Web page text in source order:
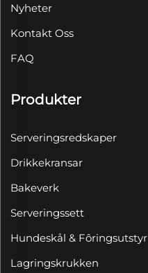
Nyheter
Kontakt Oss
FAQ
Produkter
Serveringsredskaper
Drikkekransar
Bakeverk
Serveringssett
Hundeskål & Fôringsutstyr
Lagringskrukken